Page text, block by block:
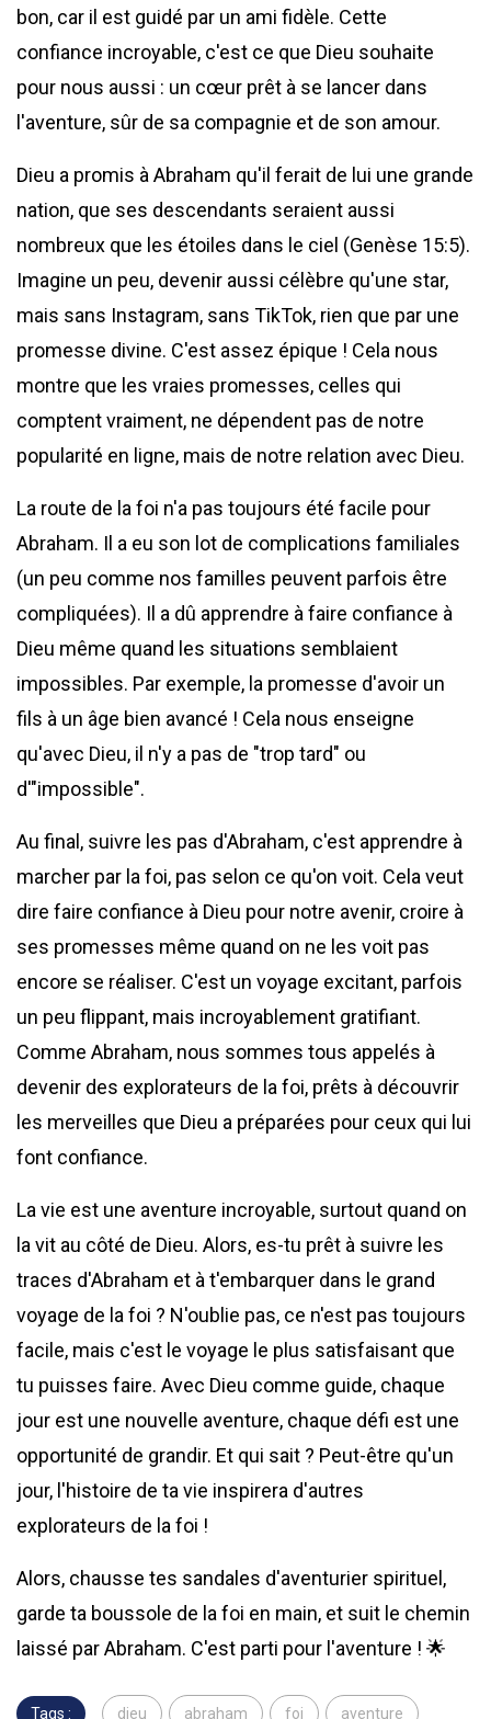
bon, car il est guidé par un ami fidèle. Cette
confiance incroyable, c'est ce que Dieu souhaite
pour nous aussi : un cœur prêt à se lancer dans
l'aventure, sûr de sa compagnie et de son amour.
Dieu a promis à Abraham qu'il ferait de lui une grande
nation, que ses descendants seraient aussi
nombreux que les étoiles dans le ciel (Genèse 15:5).
Imagine un peu, devenir aussi célèbre qu'une star,
mais sans Instagram, sans TikTok, rien que par une
promesse divine. C'est assez épique ! Cela nous
montre que les vraies promesses, celles qui
comptent vraiment, ne dépendent pas de notre
popularité en ligne, mais de notre relation avec Dieu.
La route de la foi n'a pas toujours été facile pour
Abraham. Il a eu son lot de complications familiales
(un peu comme nos familles peuvent parfois être
compliquées). Il a dû apprendre à faire confiance à
Dieu même quand les situations semblaient
impossibles. Par exemple, la promesse d'avoir un
fils à un âge bien avancé ! Cela nous enseigne
qu'avec Dieu, il n'y a pas de "trop tard" ou
d'"impossible".
Au final, suivre les pas d'Abraham, c'est apprendre à
marcher par la foi, pas selon ce qu'on voit. Cela veut
dire faire confiance à Dieu pour notre avenir, croire à
ses promesses même quand on ne les voit pas
encore se réaliser. C'est un voyage excitant, parfois
un peu flippant, mais incroyablement gratifiant.
Comme Abraham, nous sommes tous appelés à
devenir des explorateurs de la foi, prêts à découvrir
les merveilles que Dieu a préparées pour ceux qui lui
font confiance.
La vie est une aventure incroyable, surtout quand on
la vit au côté de Dieu. Alors, es-tu prêt à suivre les
traces d'Abraham et à t'embarquer dans le grand
voyage de la foi ? N'oublie pas, ce n'est pas toujours
facile, mais c'est le voyage le plus satisfaisant que
tu puisses faire. Avec Dieu comme guide, chaque
jour est une nouvelle aventure, chaque défi est une
opportunité de grandir. Et qui sait ? Peut-être qu'un
jour, l'histoire de ta vie inspirera d'autres
explorateurs de la foi !
Alors, chausse tes sandales d'aventurier spirituel,
garde ta boussole de la foi en main, et suit le chemin
laissé par Abraham. C'est parti pour l'aventure ! 🌟
Tags : dieu abraham foi aventure